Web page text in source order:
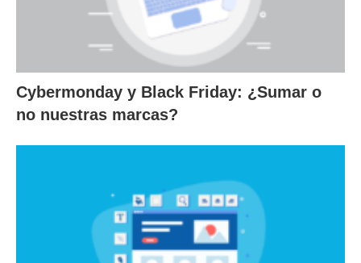
Cybermonday y Black Friday: ¿Sumar o
no nuestras marcas?